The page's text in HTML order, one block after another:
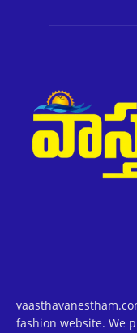
fashion website. We